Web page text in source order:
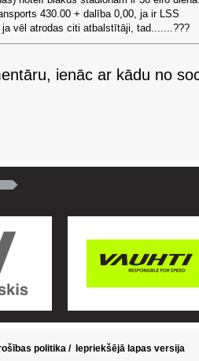
430.00 + dalība 0,00, ja ir LSS
vēl atrodas citi atbalstītāji, tad.......???
ienāc ar kādu no
politika / Iepriekšējā lapas versija